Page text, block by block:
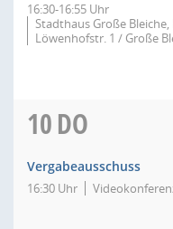
16:30-16:55 Uhr
Stadthaus Große
Löwenhofstr. 1 / Große
10DO
Vergabeausschuss
16:30 Uhr